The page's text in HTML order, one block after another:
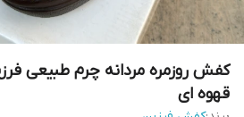
قهوه ای